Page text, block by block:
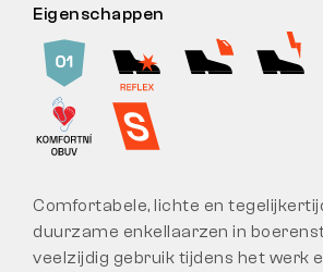
Eigenschappen
Comfortabele, lichte en
duurzame enkellaarzen in
veelzijdig gebruik tijdens het werk